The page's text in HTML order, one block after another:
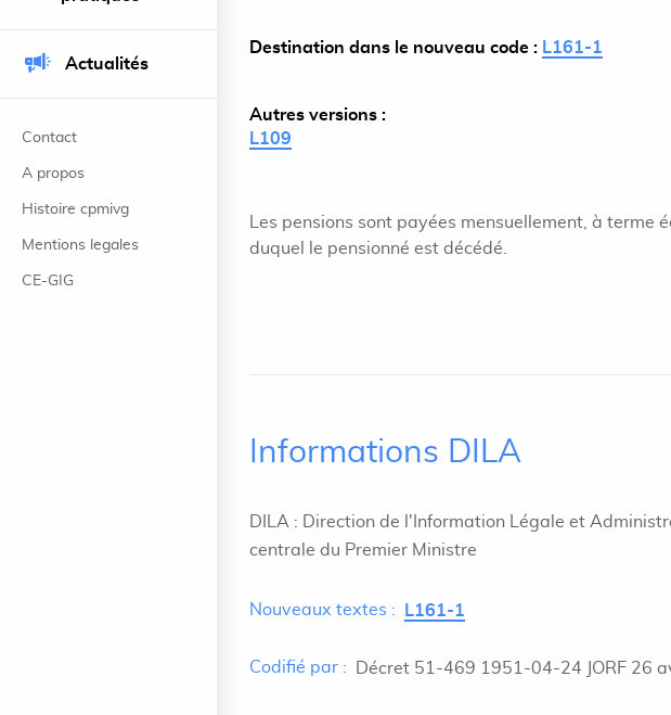
Actualités
Contact
A propos
Histoire cpmivg
Mentions legales
CE-GIG
Destination dans le nouveau code : L161-1
Autres versions :
L109
Les pensions sont payées mensuellement, à terme
duquel le pensionné est décédé.
Informations DILA
DILA : Direction de l'Information Légale et
centrale du Premier Ministre
Nouveaux textes : L161-1
Codifié par : Décret 51-469 1951-04-24 JORF 26